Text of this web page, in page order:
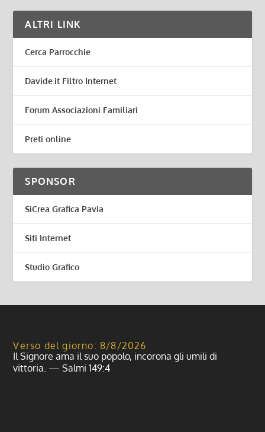
ALTRI LINK
Cerca Parrocchie
Davide.it Filtro Internet
Forum Associazioni Familiari
Preti online
SPONSOR
SiCrea Grafica Pavia
Siti Internet
Studio Grafico
Verso del giorno: 8/8/2026
Il Signore ama il suo popolo, incorona gli umili di
vittoria. — Salmi 149:4